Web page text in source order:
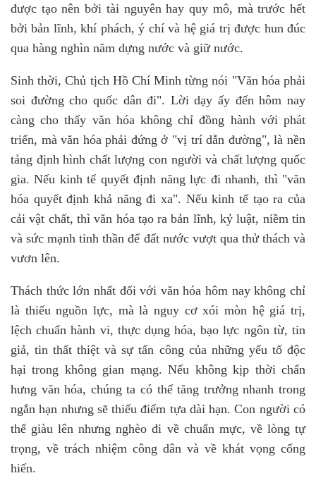
được tạo nên bởi tài nguyên hay quy mô, mà trước hết
bởi bản lĩnh, khí phách, ý chí và hệ giá trị được hun đúc
qua hàng nghìn năm dựng nước và giữ nước.
Sinh thời, Chủ tịch Hồ Chí Minh từng nói "Văn hóa phải
soi đường cho quốc dân đi". Lời dạy ấy đến hôm nay
càng cho thấy văn hóa không chỉ đồng hành với phát
triển, mà văn hóa phải đứng ở "vị trí dẫn đường", là nền
tảng định hình chất lượng con người và chất lượng quốc
gia. Nếu kinh tế quyết định năng lực đi nhanh, thì "văn
hóa quyết định khả năng đi xa". Nếu kinh tế tạo ra của
cải vật chất, thì văn hóa tạo ra bản lĩnh, kỷ luật, niềm tin
và sức mạnh tinh thần để đất nước vượt qua thử thách và
vươn lên.
Thách thức lớn nhất đối với văn hóa hôm nay không chỉ
là thiếu nguồn lực, mà là nguy cơ xói mòn hệ giá trị,
lệch chuẩn hành vi, thực dụng hóa, bạo lực ngôn từ, tin
giả, tin thất thiệt và sự tấn công của những yếu tố độc
hại trong không gian mạng. Nếu không kịp thời chấn
hưng văn hóa, chúng ta có thể tăng trưởng nhanh trong
ngắn hạn nhưng sẽ thiếu điểm tựa dài hạn. Con người có
thể giàu lên nhưng nghèo đi về chuẩn mực, về lòng tự
trọng, về trách nhiệm công dân và về khát vọng cống
hiến.